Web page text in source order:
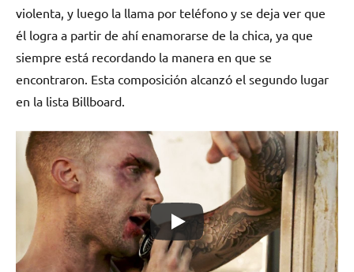
violenta, y luego la llama por teléfono y se deja ver que
él logra a partir de ahí enamorarse de la chica, ya que
siempre está recordando la manera en que se
encontraron. Esta composición alcanzó el segundo lugar
en la lista Billboard.